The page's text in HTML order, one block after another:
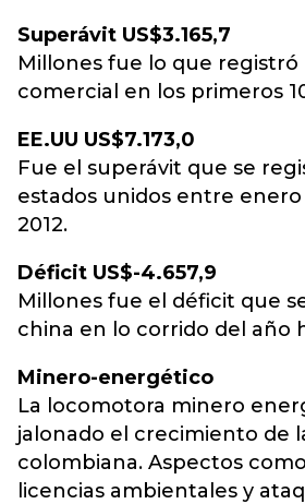
Superávit US$3.165,7
Millones fue lo que registró
comercial en los primeros
EE.UU US$7.173,0
Fue el superávit que se
estados unidos entre
2012.
Déficit US$-4.657,9
Millones fue el déficit que
china en lo corrido del año
Minero-energético
La locomotora minero
jalonado el crecimiento de
colombiana. Aspectos
licencias ambientales y